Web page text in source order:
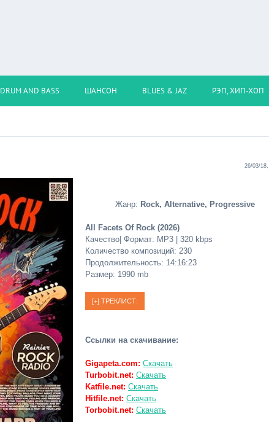
DRUM AND BASS ШАНСОН BLUES & JAZ РЭП, ХИП-ХОП
26/03/
Жанр: Rock, Alternative, Progressive
All Facets Of Rock (2026)
Качество| Формат: MP3 | 320 kbps
Количество композиций: 230
Продолжительность: 14:16:23
Размер: 1990 mb
Ссылки на скачивание:
Gigapeta.com: Скачать
Turbobit.net: Скачать
Katfile.net: Скачать
Hitfile.net: Скачать
Torbobit.net: Скачать